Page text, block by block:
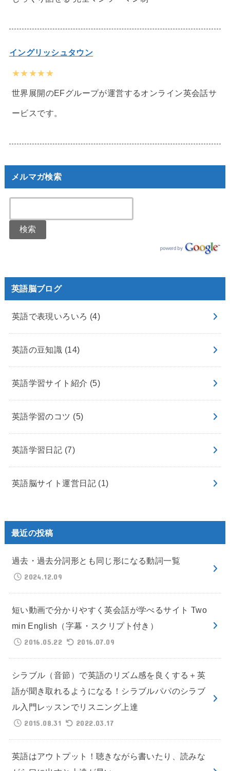
イングリッシュタウン
★★★★★
世界展開のEFグループが運営するオンライン英会話サ
ービスです。
メルマガ検索
英語脳ブログ
英語で表現いろいろ (4)
英語の豆知識 (14)
英語学習サイト紹介 (5)
英語学習のコツ (5)
英語学習日記 (7)
英語脳サイト運営日記 (1)
最近の投稿
過去・過去分詞形とも同じ形になる動詞一覧
2024.12.09
短い動画で分かりやすく英会話が学べるサイト Two
min English（字幕・スクリプト付き）
2016.05.22
2016.07.09
シラブル（音節）で英語のリズム感を良くする＋英
語が聞き取れるようになる！シラブルパパのシラブ
ル入門レッスンでリスニング上達
2015.08.31
2022.03.17
英語はアウトプット！聴きながら書いたり、読みな